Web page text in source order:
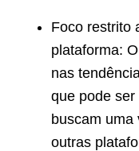
Foco restrito
plataforma:
nas
que pode
buscam uma
outras